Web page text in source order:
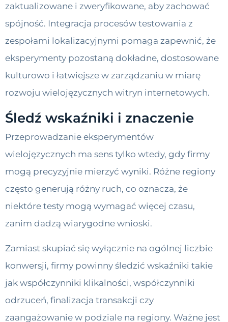
zaktualizowane i zweryfikowane, aby zachować
spójność. Integracja procesów testowania z
zespołami lokalizacyjnymi pomaga zapewnić, że
eksperymenty pozostaną dokładne, dostosowane
kulturowo i łatwiejsze w zarządzaniu w miarę
rozwoju wielojęzycznych witryn internetowych.
Śledź wskaźniki i znaczenie
Przeprowadzanie eksperymentów
wielojęzycznych ma sens tylko wtedy, gdy firmy
mogą precyzyjnie mierzyć wyniki. Różne regiony
często generują różny ruch, co oznacza, że ​​
niektóre testy mogą wymagać więcej czasu,
zanim dadzą wiarygodne wnioski.
Zamiast skupiać się wyłącznie na ogólnej liczbie
konwersji, firmy powinny śledzić wskaźniki takie
jak współczynniki klikalności, współczynniki
odrzuceń, finalizacja transakcji czy
zaangażowanie w podziale na regiony. Ważne jest